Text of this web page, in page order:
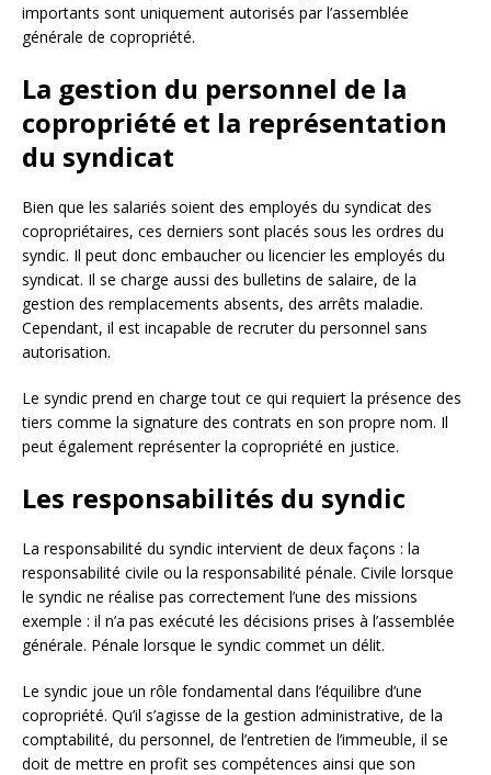
importants sont uniquement autorisés par l’assemblée
générale de copropriété.
La gestion du personnel de la
copropriété et la représentation
du syndicat
Bien que les salariés soient des employés du syndicat des
copropriétaires, ces derniers sont placés sous les ordres du
syndic. Il peut donc embaucher ou licencier les employés du
syndicat. Il se charge aussi des bulletins de salaire, de la
gestion des remplacements absents, des arrêts maladie.
Cependant, il est incapable de recruter du personnel sans
autorisation.
Le syndic prend en charge tout ce qui requiert la présence des
tiers comme la signature des contrats en son propre nom. Il
peut également représenter la copropriété en justice.
Les responsabilités du syndic
La responsabilité du syndic intervient de deux façons : la
responsabilité civile ou la responsabilité pénale. Civile lorsque
le syndic ne réalise pas correctement l’une des missions
exemple : il n’a pas exécuté les décisions prises à l’assemblée
générale. Pénale lorsque le syndic commet un délit.
Le syndic joue un rôle fondamental dans l’équilibre d’une
copropriété. Qu’il s’agisse de la gestion administrative, de la
comptabilité, du personnel, de l’entretien de l’immeuble, il se
doit de mettre en profit ses compétences ainsi que son